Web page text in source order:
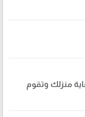
منزلك وتقوم